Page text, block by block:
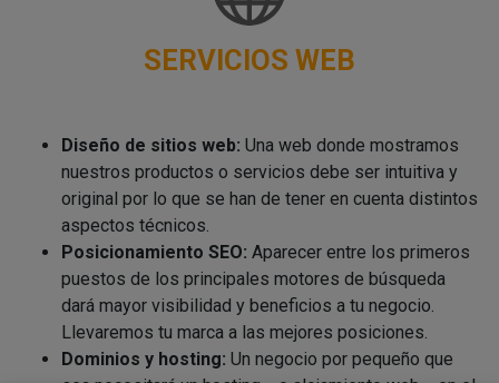
SERVICIOS WEB
Diseño de sitios web: Una web donde mostramos
nuestros productos o servicios debe ser intuitiva y
original por lo que se han de tener en cuenta distintos
aspectos técnicos.
Posicionamiento SEO: Aparecer entre los primeros
puestos de los principales motores de búsqueda
dará mayor visibilidad y beneficios a tu negocio.
Llevaremos tu marca a las mejores posiciones.
Dominios y hosting: Un negocio por pequeño que